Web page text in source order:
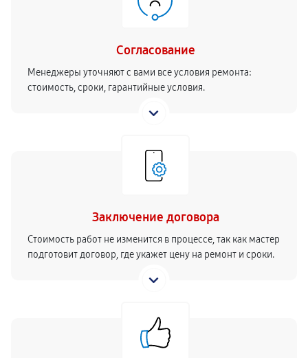
Согласование
Менеджеры уточняют с вами все условия ремонта:
стоимость, сроки, гарантийные условия.
Заключение договора
Стоимость работ не изменится в процессе, так как мастер
подготовит договор, где укажет цену на ремонт и сроки.